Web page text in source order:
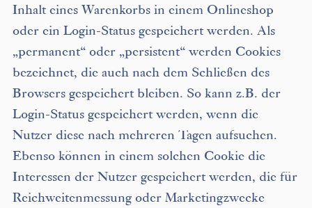
Inhalt eines Warenkorbs in einem Onlineshop
oder ein Login-Status gespeichert werden. Als
„permanent“ oder „persistent“ werden Cookies
bezeichnet, die auch nach dem Schließen des
Browsers gespeichert bleiben. So kann z.B. der
Login-Status gespeichert werden, wenn die
Nutzer diese nach mehreren Tagen aufsuchen.
Ebenso können in einem solchen Cookie die
Interessen der Nutzer gespeichert werden, die für
Reichweitenmessung oder Marketingzwecke